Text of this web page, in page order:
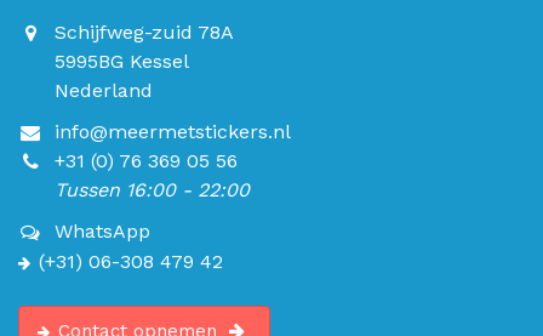
Schijfweg-zuid 78A
5995BG Kessel
Nederland
info@meermetstickers.nl
+31 (0) 76 369 05 56
Tussen 16:00 - 22:00
WhatsApp
(+31) 06-308 479 42
Contact opnemen